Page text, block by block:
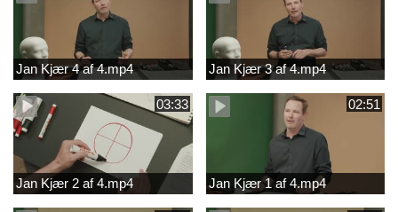
Jan Kjær 4 af 4.mp4 Jan Kjær 3 af 4.mp4
03:33
Jan Kjær 2 af 4.mp4
02:51
Jan Kjær 1 af 4.mp4